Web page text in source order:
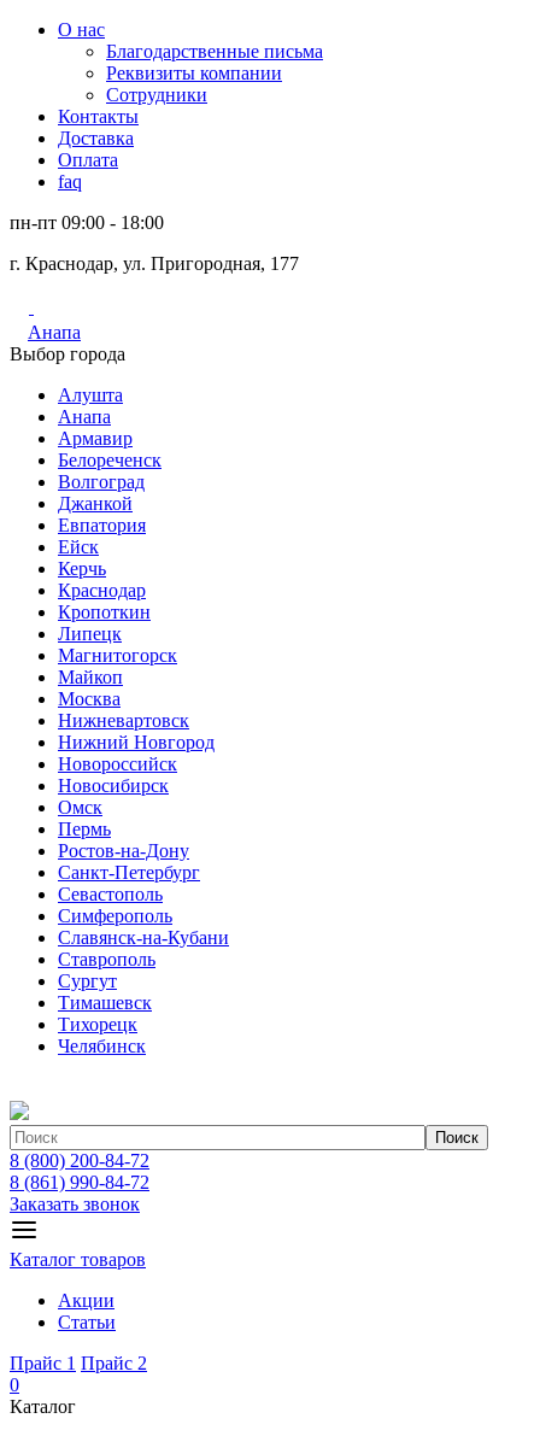
О нас
Благодарственные письма
Реквизиты компании
Сотрудники
Контакты
Доставка
Оплата
faq
пн-пт 09:00 - 18:00
г. Краснодар, ул. Пригородная, 177
Анапа
Выбор города
Алушта
Анапа
Армавир
Белореченск
Волгоград
Джанкой
Евпатория
Ейск
Керчь
Краснодар
Кропоткин
Липецк
Магнитогорск
Майкоп
Москва
Нижневартовск
Нижний Новгород
Новороссийск
Новосибирск
Омск
Пермь
Ростов-на-Дону
Санкт-Петербург
Севастополь
Симферополь
Славянск-на-Кубани
Ставрополь
Сургут
Тимашевск
Тихорецк
Челябинск
Поиск
8 (800) 200-84-72
8 (861) 990-84-72
Заказать звонок
Каталог товаров
Акции
Статьи
Прайс 1 Прайс 2
0
Каталог